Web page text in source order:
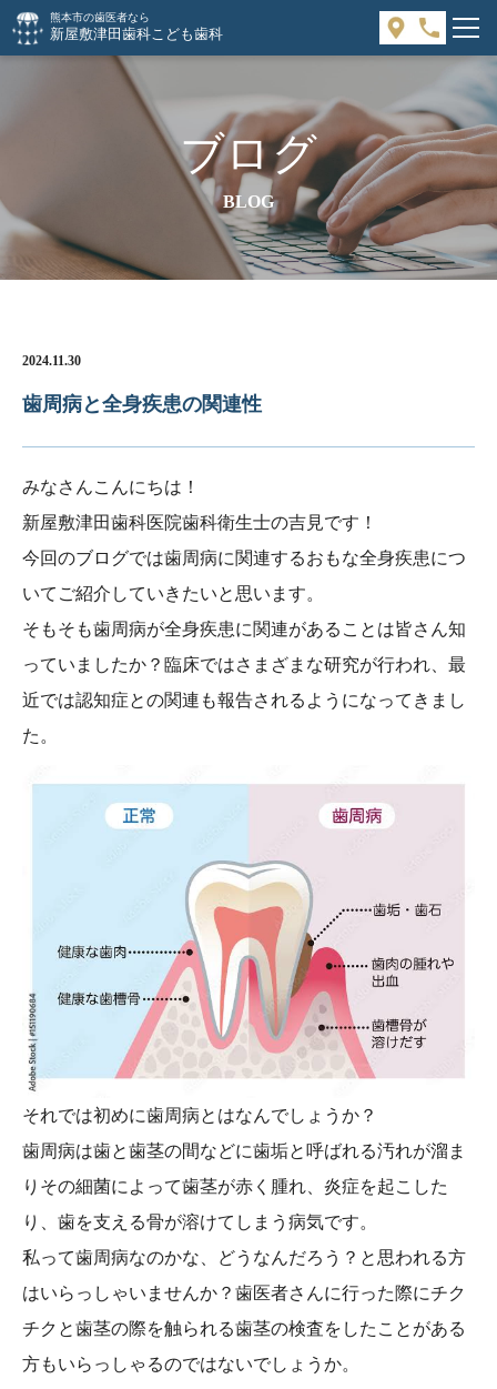
熊本市の歯医者なら
新屋敷津田歯科こども歯科
ブログ
BLOG
2024.11.30
歯周病と全身疾患の関連性
みなさんこんにちは！
新屋敷津田歯科医院歯科衛生士の吉見です！
今回のブログでは歯周病に関連するおもな全身疾患につ
いてご紹介していきたいと思います。
そもそも歯周病が全身疾患に関連があることは皆さん知
っていましたか？臨床ではさまざまな研究が行われ、最
近では認知症との関連も報告されるようになってきまし
た。
それでは初めに歯周病とはなんでしょうか？
歯周病は歯と歯茎の間などに歯垢と呼ばれる汚れが溜ま
りその細菌によって歯茎が赤く腫れ、炎症を起こした
り、歯を支える骨が溶けてしまう病気です。
私って歯周病なのかな、どうなんだろう？と思われる方
はいらっしゃいませんか？歯医者さんに行った際にチク
チクと歯茎の際を触られる歯茎の検査をしたことがある
方もいらっしゃるのではないでしょうか。